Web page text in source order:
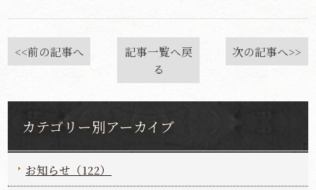
<<前の記事へ
記事一覧へ戻
る
次の記事へ>>
カテゴリー別アーカイブ
お知らせ（122）